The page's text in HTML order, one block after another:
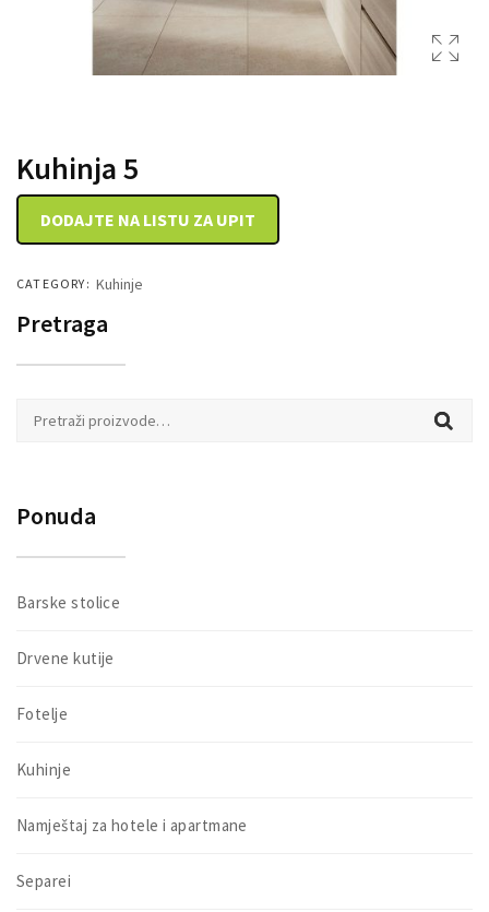
DRVENE KUTIJE
Kuhinja 5
DODAJTE NA LISTU ZA UPIT
CATEGORY: Kuhinje
Pretraga
Pretraži:
Ponuda
Barske stolice
Drvene kutije
Fotelje
Kuhinje
Namještaj za hotele i apartmane
Separei